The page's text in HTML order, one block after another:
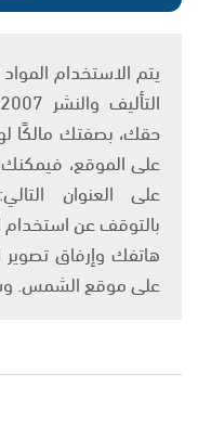
حقك، بصفتك مالكًا
على الموقع، فيمكنك
بالتوقف عن
هاتفك وإرفاق
على موقع الشمس.